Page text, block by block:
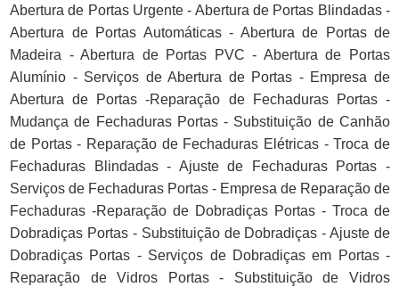
Abertura de Portas Urgente - Abertura de Portas Blindadas -
Abertura de Portas Automáticas - Abertura de Portas de
Madeira - Abertura de Portas PVC - Abertura de Portas
Alumínio - Serviços de Abertura de Portas - Empresa de
Abertura de Portas -Reparação de Fechaduras Portas -
Mudança de Fechaduras Portas - Substituição de Canhão
de Portas - Reparação de Fechaduras Elétricas - Troca de
Fechaduras Blindadas - Ajuste de Fechaduras Portas -
Serviços de Fechaduras Portas - Empresa de Reparação de
Fechaduras -Reparação de Dobradiças Portas - Troca de
Dobradiças Portas - Substituição de Dobradiças - Ajuste de
Dobradiças Portas - Serviços de Dobradiças em Portas -
Reparação de Vidros Portas - Substituição de Vidros